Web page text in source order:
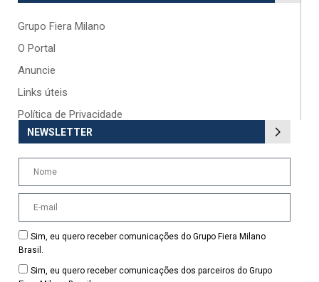
Grupo Fiera Milano
O Portal
Anuncie
Links úteis
Política de Privacidade
NEWSLETTER
Sim, eu quero receber comunicações do Grupo Fiera Milano
Brasil.
Sim, eu quero receber comunicações dos parceiros do Grupo